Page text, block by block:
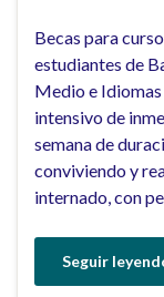
Becas para
estudiantes de
Medio e
intensivo de
semana de
conviviendo y
internado, con
Seguir